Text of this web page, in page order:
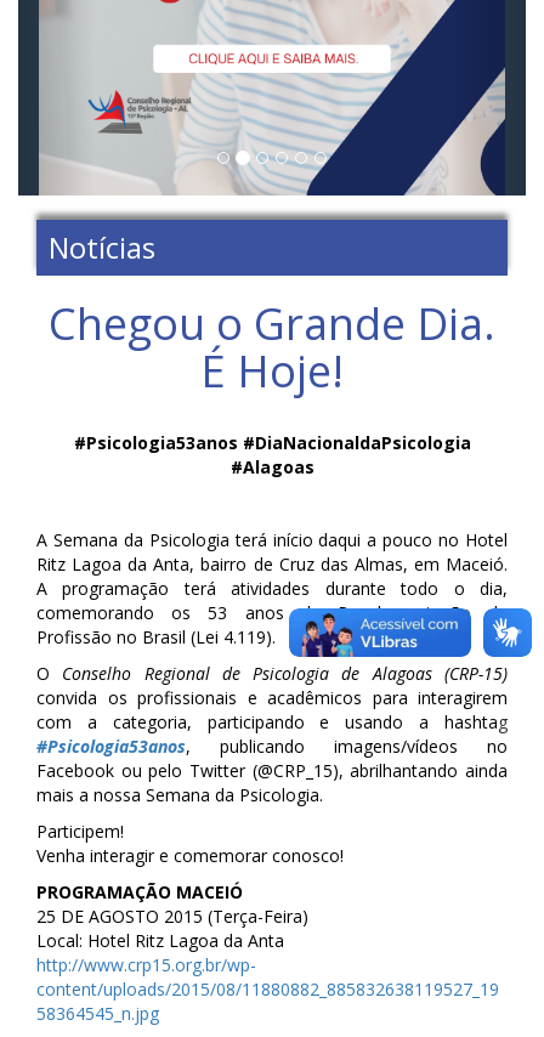
Notícias
Chegou o Grande Dia.
É Hoje!
‪‪#Psicologia53anos #DiaNacionaldaPsicologia‬
#Alagoas
A Semana da Psicologia terá início daqui a pouco no Hotel
Ritz Lagoa da Anta, bairro de Cruz das Almas, em Maceió.
A programação terá atividades durante todo o dia,
comemorando os 53 anos da Regulamentação da
Profissão no Brasil (Lei 4.119).
O Conselho Regional de Psicologia de Alagoas (CRP-15)
convida os profissionais e acadêmicos para interagirem
com a categoria, participando e usando a hashtag
#Psicologia53anos, publicando imagens/vídeos no
Facebook ou pelo Twitter (@CRP_15), abrilhantando ainda
mais a nossa Semana da Psicologia.
Participem!
Venha interagir e comemorar conosco!
PROGRAMAÇÃO MACEIÓ
25 DE AGOSTO 2015 (Terça-Feira)
Local: Hotel Ritz Lagoa da Anta
http://www.crp15.org.br/wp-
content/uploads/2015/08/11880882_885832638119527_19
58364545_n.jpg